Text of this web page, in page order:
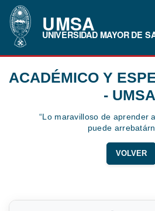
UMSA
UNIVERSIDAD MAYOR DE
ACADÉMICO Y
- UMSA
“Lo maravilloso de aprender
puede
VOLVER